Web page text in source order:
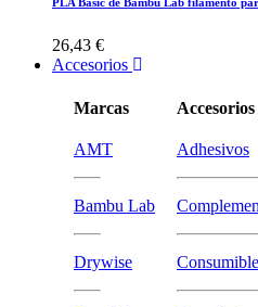
PLA Basic de Bambu Lab filamento
26,43 €
Accesorios
Marcas
AMT
Bambu Lab
Drywise
Adhesivos